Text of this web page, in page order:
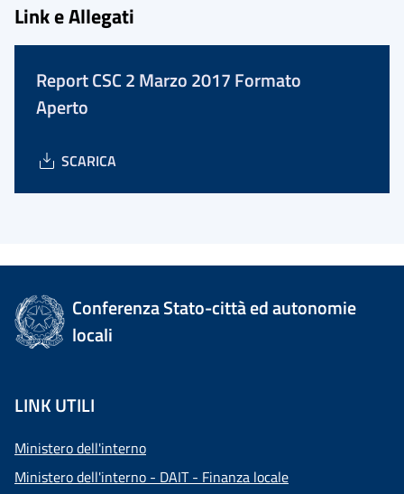
Link e Allegati
Report CSC 2 Marzo 2017 Formato
Aperto
SCARICA
Conferenza Stato-città ed autonomie
locali
LINK UTILI
Ministero dell'interno
Ministero dell'interno - DAIT - Finanza locale